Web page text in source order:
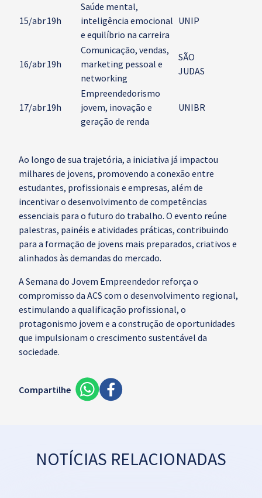
15/abr19h
Saúde mental,
inteligência emocional
e equilíbrio na carreira
UNIP
16/abr19h
Comunicação, vendas,
marketing pessoal e
networking
SÃO
JUDAS
17/abr19h
Empreendedorismo
jovem, inovação e
geração de renda
UNIBR
Ao longo de sua trajetória, a iniciativa já impactou
milhares de jovens, promovendo a conexão entre
estudantes, profissionais e empresas, além de
incentivar o desenvolvimento de competências
essenciais para o futuro do trabalho. O evento reúne
palestras, painéis e atividades práticas, contribuindo
para a formação de jovens mais preparados, criativos e
alinhados às demandas do mercado.
A Semana do Jovem Empreendedor reforça o
compromisso da ACS com o desenvolvimento regional,
estimulando a qualificação profissional, o
protagonismo jovem e a construção de oportunidades
que impulsionam o crescimento sustentável da
sociedade.
Compartilhe
NOTÍCIAS RELACIONADAS